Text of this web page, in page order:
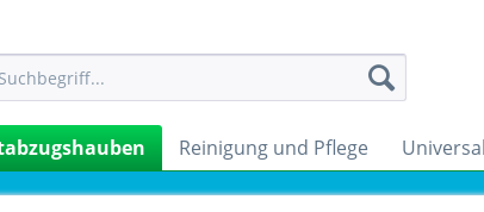
Reinigung und Pflege Universal